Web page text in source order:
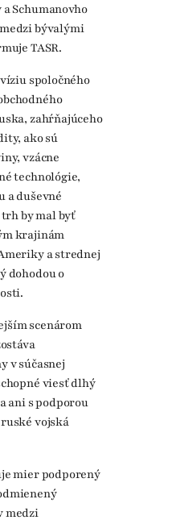
Schumanovho
bývalými
TASR.
spoločného
zahŕňajúceho
ako sú
vzácne
technológie,
a duševné
by mal byť
krajinám
a strednej
dohodou o
scenárom
v súčasnej
viesť dlhý
ani s podporou
vojská
mier podporený
medzi